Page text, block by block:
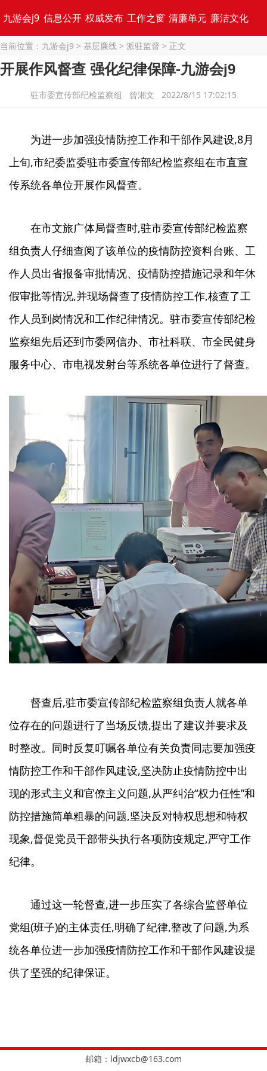
九游会j9 信息公开 权威发布 工作之窗 清廉单元 廉洁文化
专题集锦
当前位置： 九游会j9 > 基层廉线 > 派驻监督 > 正文
开展作风督查 强化纪律保障-九游会j9
驻市委宣传部纪检监察组 曾湘文 2022/8/15 17:02:15
为进一步加强疫情防控工作和干部作风建设,8月
上旬,市纪委监委驻市委宣传部纪检监察组在市直宣
传系统各单位开展作风督查。
在市文旅广体局督查时,驻市委宣传部纪检监察
组负责人仔细查阅了该单位的疫情防控资料台账、工
作人员出省报备审批情况、疫情防控措施记录和年休
假审批等情况,并现场督查了疫情防控工作,核查了工
作人员到岗情况和工作纪律情况。驻市委宣传部纪检
监察组先后还到市委网信办、市社科联、市全民健身
服务中心、市电视发射台等系统各单位进行了督查。
督查后,驻市委宣传部纪检监察组负责人就各单
位存在的问题进行了当场反馈,提出了建议并要求及
时整改。同时反复叮嘱各单位有关负责同志要加强疫
情防控工作和干部作风建设,坚决防止疫情防控中出
现的形式主义和官僚主义问题,从严纠治“权力任性”和
防控措施简单粗暴的问题,坚决反对特权思想和特权
现象,督促党员干部带头执行各项防疫规定,严守工作
纪律。
通过这一轮督查,进一步压实了各综合监督单位
党组(班子)的主体责任,明确了纪律,整改了问题,为系
统各单位进一步加强疫情防控工作和干部作风建设提
供了坚强的纪律保证。
邮箱： ldjwxcb@163.com